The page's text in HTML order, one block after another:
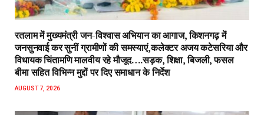
रतलाम में मुख्यमंत्री जन-विश्वास अभियान का आगाज, किशनगढ़ में
जनसुनवाई कर सुनीं ग्रामीणों की समस्याएं,कलेक्टर अजय कटेसरिया और
विधायक चिंतामणि मालवीय रहे मौजूद….सड़क, शिक्षा, बिजली, फसल
बीमा सहित विभिन्न मुद्दों पर दिए समाधान के निर्देश
AUGUST 7, 2026